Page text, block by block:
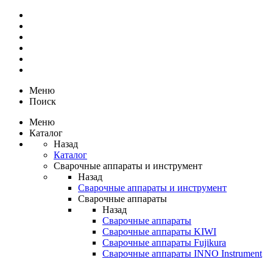
Меню
Поиск
Меню
Каталог
Назад
Каталог
Сварочные аппараты и инструмент
Назад
Сварочные аппараты и инструмент
Сварочные аппараты
Назад
Сварочные аппараты
Сварочные аппараты KIWI
Сварочные аппараты Fujikura
Сварочные аппараты INNO Instrument